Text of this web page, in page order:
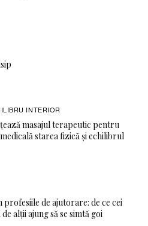
INTERIOR
masajul terapeutic pentru
starea fizică și echilibrul
profesiile de ajutorare: de ce cei
alții ajung să se simtă goi